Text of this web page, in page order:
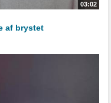
03:02
af brystet